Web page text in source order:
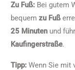
Zu Fuß: Bei gutem
bequem zu Fuß
25 Minuten und
Kaufingerstraße.
Tipp: Wenn Sie mit